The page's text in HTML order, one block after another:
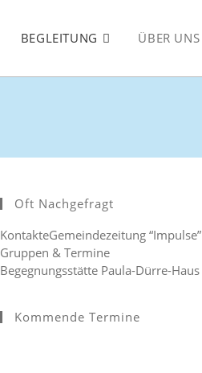
BEGLEITUNG ÜBER UNS
Oft Nachgefragt
KontakteGemeindezeitung “Impulse”
Gruppen & Termine
Begegnungsstätte Paula-Dürre-Haus
Kommende Termine